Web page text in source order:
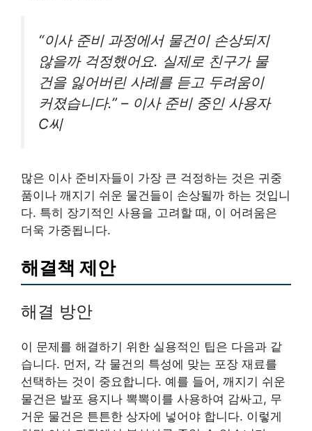
“이사 준비 과정에서 물건이 손상되지
않을까 걱정했어요. 실제로 친구가 물
건을 잃어버린 사례를 듣고 두려움이
커졌습니다.” – 이사 준비 중인 사용자
C씨
많은 이사 준비자들이 가장 큰 걱정하는 것은 귀중
품이나 깨지기 쉬운 물건들이 손상될까 하는 것입니
다. 특히 장기적인 사용을 고려할 때, 이 어려움은
더욱 가중됩니다.
해결책 제안
해결 방안
이 문제를 해결하기 위한 실용적인 팁은 다음과 같
습니다. 먼저, 각 물건의 특성에 맞는 포장 재료를
선택하는 것이 중요합니다. 예를 들어, 깨지기 쉬운
물건은 발포 용지나 뽁뽁이를 사용하여 감싸고, 무
거운 물건은 튼튼한 상자에 넣어야 합니다. 이렇게